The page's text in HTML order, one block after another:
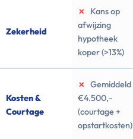
Zekerheid
✗
Kans op
afwijzing
hypotheek
koper (>13%)
Kosten &
Courtage
✗
Gemiddeld
€4.500,-
(courtage +
opstartkosten)